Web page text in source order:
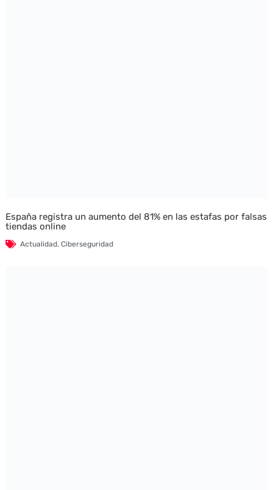
España registra un aumento del 81% en las estafas por falsas
tiendas online
Actualidad, Ciberseguridad